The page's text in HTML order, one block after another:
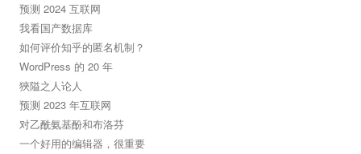
预测 2024 互联网
我看国产数据库
如何评价知乎的匿名机制？
WordPress 的 20 年
狹隘之人论人
预测 2023 年互联网
对乙酰氨基酚和布洛芬
一个好用的编辑器，很重要